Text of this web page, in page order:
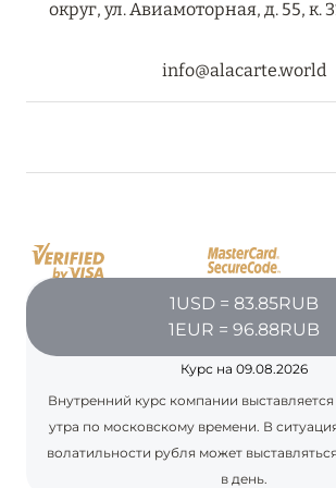
ПРЕДЛОЖЕНИЯ
КОМФОРТА, ЗДОРОВЬЯ И
ОТДЫХА
Подробнее
округ, ул. Авиамоторная, д. 55, к.
info@alacarte.world
1USD = 83.85RUB
1EUR = 96.88RUB
Курс на 09.08.2026
Внутренний курс компании
утра по московскому времени. В
волатильности рубля может
в день.